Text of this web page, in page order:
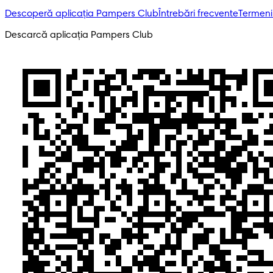
Descoperă aplicația Pampers Club Întrebări frecvente
Descarcă aplicația Pampers Club